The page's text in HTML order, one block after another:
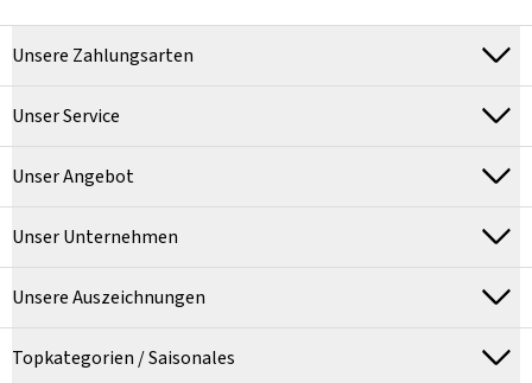
Unsere Zahlungsarten
Unser Service
Unser Angebot
Unser Unternehmen
Unsere Auszeichnungen
Topkategorien / Saisonales